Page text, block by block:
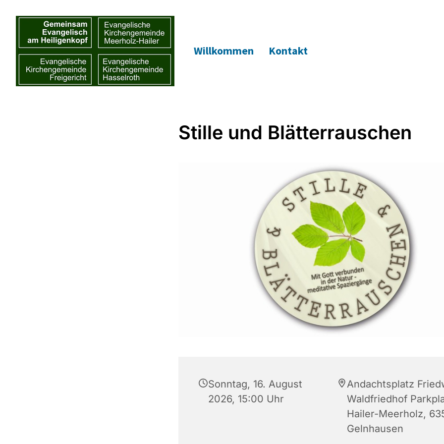
Willkommen Kontakt
Stille und Blätterrauschen
Sonntag, 16. August
2026, 15:00 Uhr
Andachtsplatz
Waldfriedhof
Hailer-Meerholz,
Gelnhausen